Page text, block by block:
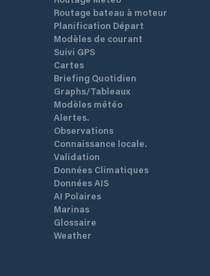
Routage bateau à moteur
Planification Départ
Modèles de courant
Suivi GPS
Cartes
Briefing Quotidien
Graphs/Tableaux
Modèles météo
Alertes.
Observations
Connaissance locale.
Validation
Données Climatiques
Données AIS
AI Polaires
Marinas
Glossaire
Weather